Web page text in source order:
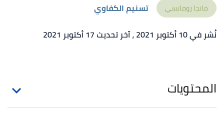
مانجا رومانسي
تسنيم الكفاوي
نُشر في 10 أكتوبر 2021
، آخر تحديث 17 أكتوبر 2021
المحتويات